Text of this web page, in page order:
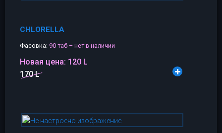
CHLORELLA
Фасовка: 90 таб – нет в наличии
Новая цена: 120 L
170 L